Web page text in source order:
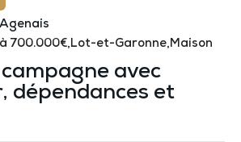
700.000€, Lot-et-Garonne, Maison
avec
dépendances et